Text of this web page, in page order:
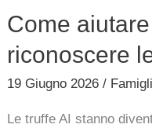
Come
riconoscere
19 Giugno 2026/
Le truffe AI stanno